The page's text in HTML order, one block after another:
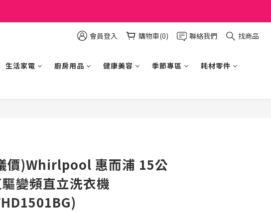
會員登入 購物車(0) 聯絡我們 找商品
生活家電 廚房用品 健康美容 季節專區
耗材零件
價)Whirlpool 惠而浦 15公
變頻直立洗衣機